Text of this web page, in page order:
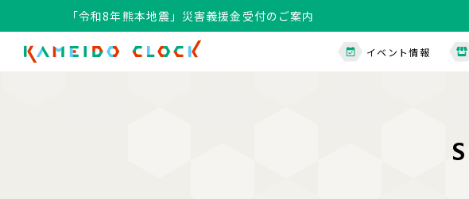
「令和8年熊本地震」災害義援金受付のご案内
イベント情報
S